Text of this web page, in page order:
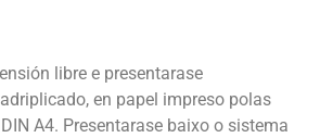
libre e presentarase
en papel impreso polas
A4. Presentarase baixo o sistema